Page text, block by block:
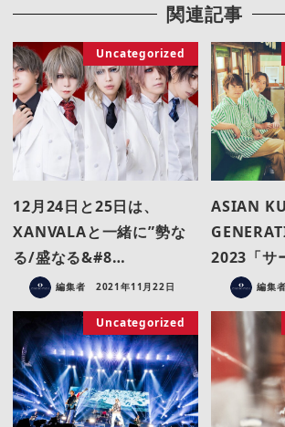
関連記事
Uncategorized
12月24日と25日は、
XANVALAと一緒に”勢な
る/盛なる&#8…
編集者 2021年11月22日
ASIAN
2023「サ
編集者
Uncategorized